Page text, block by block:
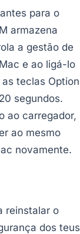
para o
armazena
a gestão de
e ao ligá-lo
teclas Option
segundos.
ao carregador,
ao mesmo
novamente.
reinstalar o
dos teus